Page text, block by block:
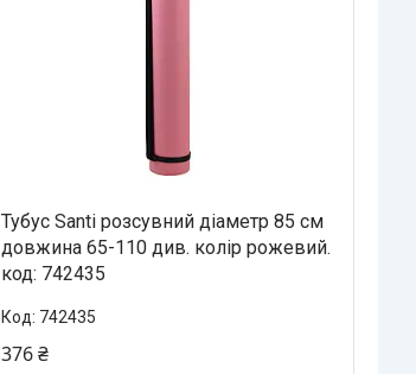
Тубус Santi розсувний діаметр 85 см
довжина 65-110 див. колір рожевий.
код: 742435
742435
376 ₴